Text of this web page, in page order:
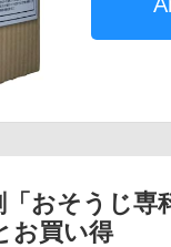
おそうじ
お買い得